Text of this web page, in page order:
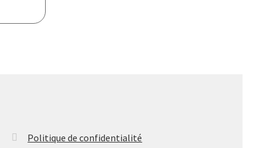
Politique de confidentialité